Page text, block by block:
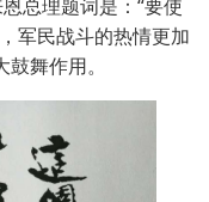
总理题词是：“要使
军民战斗的热情更加
舞作用。